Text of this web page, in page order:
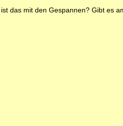
das mit den Gespannen? Gibt es